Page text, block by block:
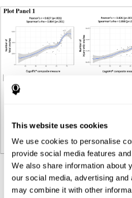
This website uses cookies
We use cookies to personalise
provide social media features
We also share information about
our social media, advertising
may combine it with other
Регрессионный